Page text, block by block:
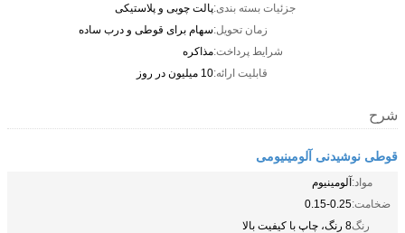
جزئیات بسته بندی:پالت چوبی و پلاستیکی
زمان تحویل:سهام برای قوطی و درب ساده
شرایط پرداخت:مذاکره
قابلیت ارائه:10 میلیون در روز
شرح
قوطی نوشیدنی آلومینیومی
مواد:آلومینیوم
ضخامت:0.15-0.25
رنگ8 رنگ، چاپ با کیفیت بالا